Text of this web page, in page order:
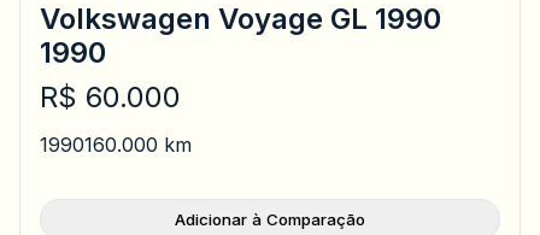
Volkswagen Voyage GL 1990
1990
R$ 60.000
1990160.000 km
Adicionar à Comparação